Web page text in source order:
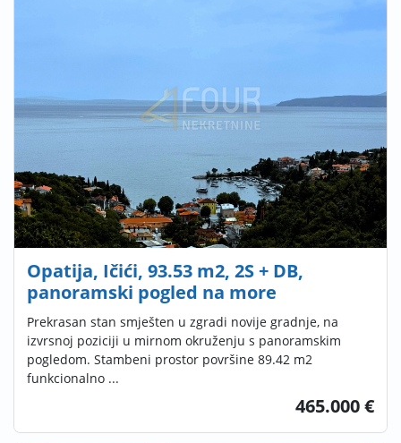
Opatija, Ičići, 93.53 m2, 2S + DB,
panoramski pogled na more
Prekrasan stan smješten u zgradi novije gradnje, na
izvrsnoj poziciji u mirnom okruženju s panoramskim
pogledom. Stambeni prostor površine 89.42 m2
funkcionalno ...
465.000 €